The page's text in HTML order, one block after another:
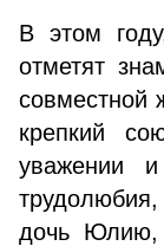
В этом
отметят
совместной
крепкий
уважении
трудолюбия,
дочь